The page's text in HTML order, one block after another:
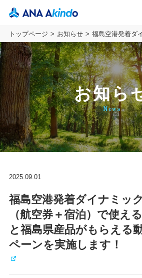
トップページ お知らせ 福島空港発着ダ
お知ら
News
2025.09.01
福島空港発着ダイナミッ
（航空券＋宿泊）で使え
と福島県産品がもらえる
ペーンを実施します！